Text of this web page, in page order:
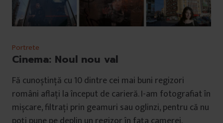
Portrete
Cinema: Noul nou val
Fă cunoștință cu 10 dintre cei mai buni regizori
români aflați la început de carieră. I-am fotografiat în
mișcare, filtrați prin geamuri sau oglinzi, pentru că nu